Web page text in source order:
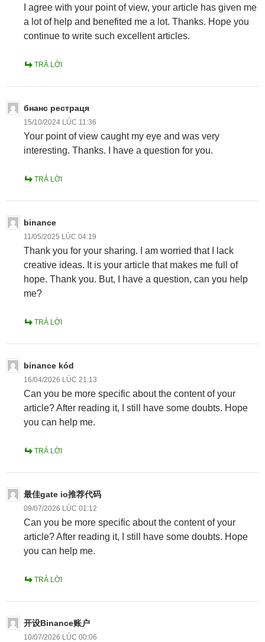
I agree with your point of view, your article has given me
a lot of help and benefited me a lot. Thanks. Hope you
continue to write such excellent articles.
TRẢ LỜI
бнанс рестраця
15/10/2024 LÚC 11:36
Your point of view caught my eye and was very
interesting. Thanks. I have a question for you.
TRẢ LỜI
binance
11/05/2025 LÚC 04:19
Thank you for your sharing. I am worried that I lack
creative ideas. It is your article that makes me full of
hope. Thank you. But, I have a question, can you help
me?
TRẢ LỜI
binance kód
16/04/2026 LÚC 21:13
Can you be more specific about the content of your
article? After reading it, I still have some doubts. Hope
you can help me.
TRẢ LỜI
最佳gate io推荐代码
09/07/2026 LÚC 01:12
Can you be more specific about the content of your
article? After reading it, I still have some doubts. Hope
you can help me.
TRẢ LỜI
开设Binance账户
10/07/2026 LÚC 00:06